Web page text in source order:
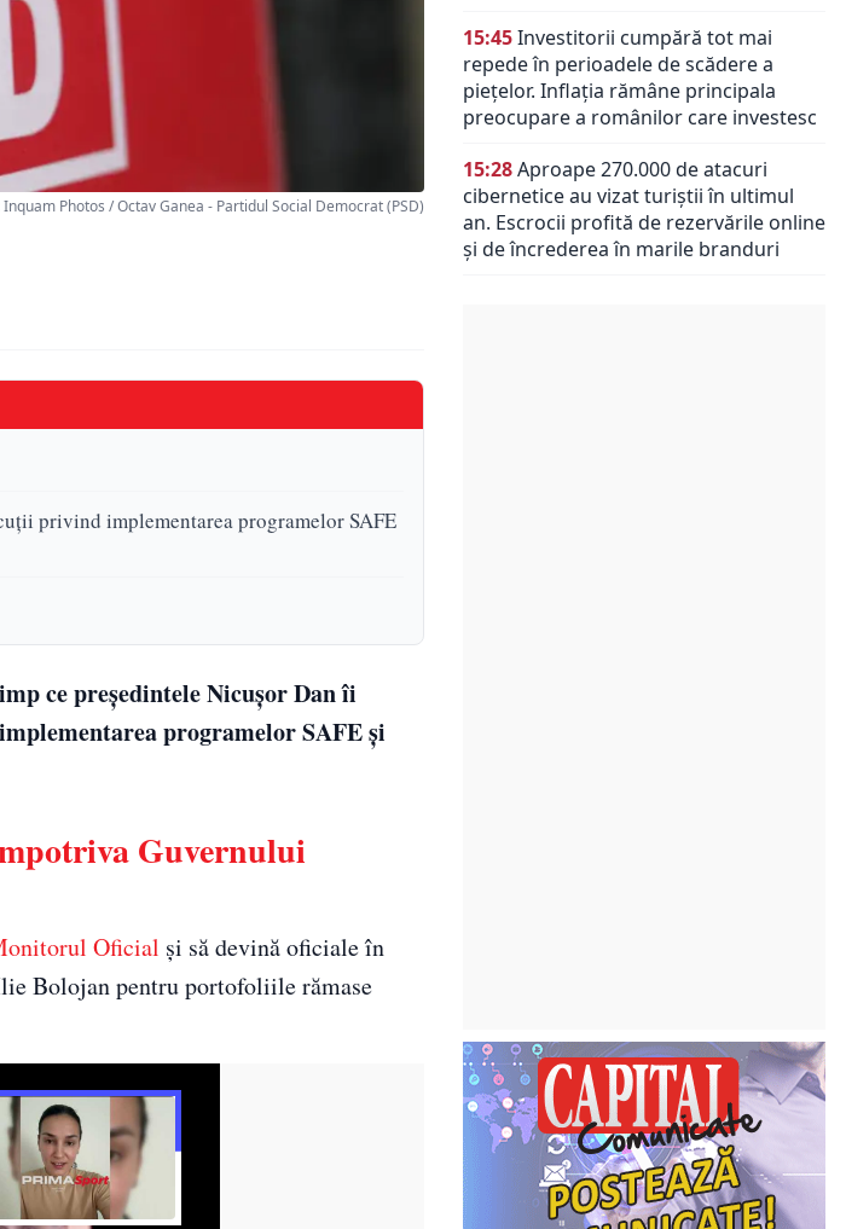
Inquam Photos / Octav Ganea - Partidul Social Democrat (PSD)
privind implementarea programelor SAFE
ce președintele Nicușor Dan îi
programelor SAFE și
Guvernului
Oficial și să devină oficiale în
Bolojan pentru portofoliile rămase
15:45Investitorii cumpără tot mai
repede în perioadele de scădere a
piețelor. Inflația rămâne principala
preocupare a românilor care investesc
15:28Aproape 270.000 de atacuri
cibernetice au vizat turiștii în ultimul
an. Escrocii profită de rezervările online
și de încrederea în marile branduri